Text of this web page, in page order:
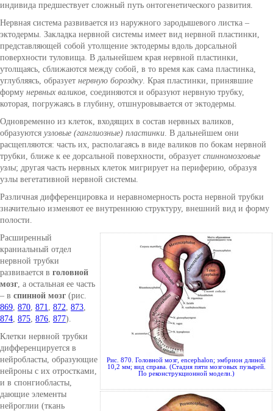
индивида предшествует сложный путь онтогенетического развития.
Нервная система развивается из наружного зародышевого листка –
эктодермы. Закладка нервной системы имеет вид нервной пластинки,
представляющей собой утолщение эктодермы вдоль дорсальной
поверхности туловища. В дальнейшем края нервной пластинки,
утолщаясь, сближаются между собой, в то время как сама пластинка,
углубляясь, образует нервную бороздку. Края пластинки, принявшие
форму нервных валиков, соединяются и образуют нервную трубку,
которая, погружаясь в глубину, отшнуровывается от эктодермы.
Одновременно из клеток, входящих в состав нервных валиков,
образуются узловые (ганглиозные) пластинки. В дальнейшем они
расщепляются: часть их, располагаясь в виде валиков по бокам нервной
трубки, ближе к ее дорсальной поверхности, образует спинномозговые
узлы; другая часть нервных клеток мигрирует на периферию, образуя
узлы вегетативной нервной системы.
Различная дифференцировка и неравномерность роста нервной трубки
значительно изменяют ее внутреннюю структуру, внешний вид и форму
полости.
Рис. 870. Головной мозг, encephalon; эмбрион длиной
10,2 мм; вид справа. (Стадия пяти мозговых пузырей.
По реконструкционной модели.)
Расширенный
краниальный отдел
нервной трубки
развивается в головной
мозг, а остальная ее часть
– в спинной мозг (рис.
869, 870, 871, 872, 873,
874, 875, 876, 877).
Клетки нервной трубки
дифференцируется в
нейробласты, образующие
нейроны с их отростками,
и в спонгиобласты,
дающие элементы
нейроглии (ткань